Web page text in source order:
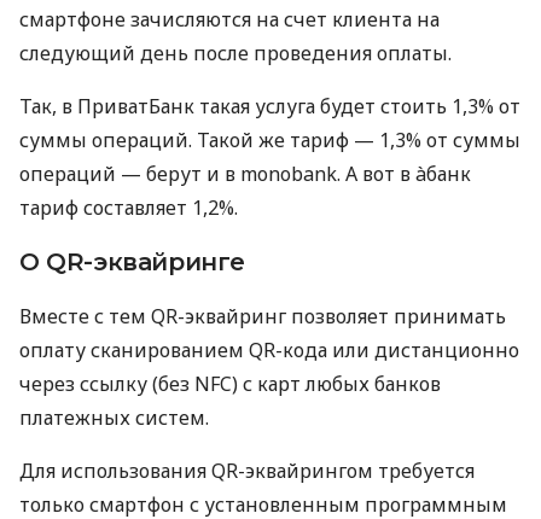
смартфоне зачисляются на счет клиента на
следующий день после проведения оплаты.
Так, в ПриватБанк такая услуга будет стоить 1,3% от
суммы операций. Такой же тариф — 1,3% от суммы
операций — берут и в monobank. А вот в àбанк
тариф составляет 1,2%.
О QR-эквайринге
Вместе с тем QR-эквайринг позволяет принимать
оплату сканированием QR-кода или дистанционно
через ссылку (без NFC) с карт любых банков
платежных систем.
Для использования QR-эквайрингом требуется
только смартфон с установленным программным